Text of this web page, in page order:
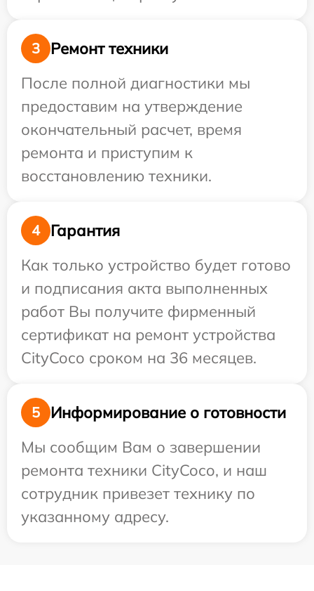
3
Ремонт техники
После полной диагностики мы
предоставим на утверждение
окончательный расчет, время
ремонта и приступим к
восстановлению техники.
4
Гарантия
Как только устройство будет готово
и подписания акта выполненных
работ Вы получите фирменный
сертификат на ремонт устройства
CityCoco сроком на 36 месяцев.
5
Информирование о готовности
Мы сообщим Вам о завершении
ремонта техники CityCoco, и наш
сотрудник привезет технику по
указанному адресу.